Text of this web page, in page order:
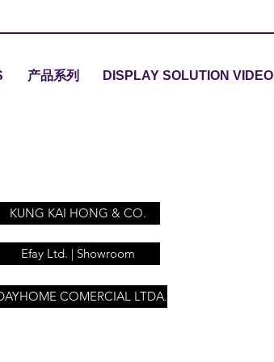
产品系列 DISPLAY SOLUTION VIDEO
KUNG KAI HONG & CO.
Efay Ltd. | Showroom
COMERCIAL LTDA.